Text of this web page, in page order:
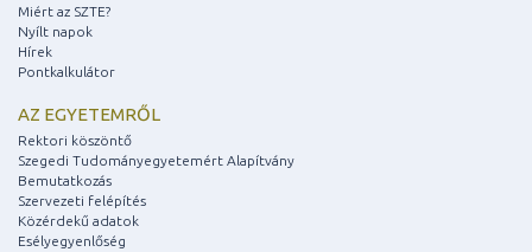
Miért az SZTE?
Nyílt napok
Hírek
Pontkalkulátor
AZ EGYETEMRŐL
Rektori köszöntő
Szegedi Tudományegyetemért Alapítvány
Bemutatkozás
Szervezeti felépítés
Közérdekű adatok
Esélyegyenlőség